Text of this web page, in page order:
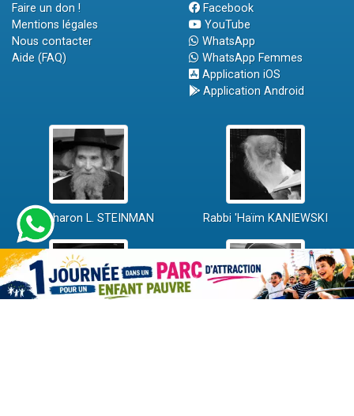
Faire un don !
Mentions légales
Nous contacter
Aide (FAQ)
Facebook
YouTube
WhatsApp
WhatsApp Femmes
Application iOS
Application Android
Rav Aharon L. STEINMAN Rabbi 'Haïm KANIEWSKI